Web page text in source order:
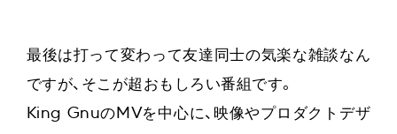
最後は打って変わって友達同士の気楽な雑談なん
ですが、そこが超おもしろい番組です。
King GnuのMVを中心に、映像やプロダクトデザ